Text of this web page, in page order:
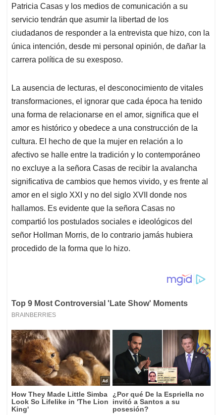
Patricia Casas y los medios de comunicación a su
servicio tendrán que asumir la libertad de los
ciudadanos de responder a la entrevista que hizo, con la
única intención, desde mi personal opinión, de dañar la
carrera política de su exesposo.
La ausencia de lecturas, el desconocimiento de vitales
transformaciones, el ignorar que cada época ha tenido
una forma de relacionarse en el amor, significa que el
amor es histórico y obedece a una construcción de la
cultura. El hecho de que la mujer en relación a lo
afectivo se halle entre la tradición y lo contemporáneo
no excluye a la señora Casas de recibir la avalancha
significativa de cambios que hemos vivido, y es frente al
amor en el siglo XXI y no del siglo XVII donde nos
hallamos. Es evidente que la señora Casas no
compartió los postulados sociales e ideológicos del
señor Hollman Morris, de lo contrario jamás hubiera
procedido de la forma que lo hizo.